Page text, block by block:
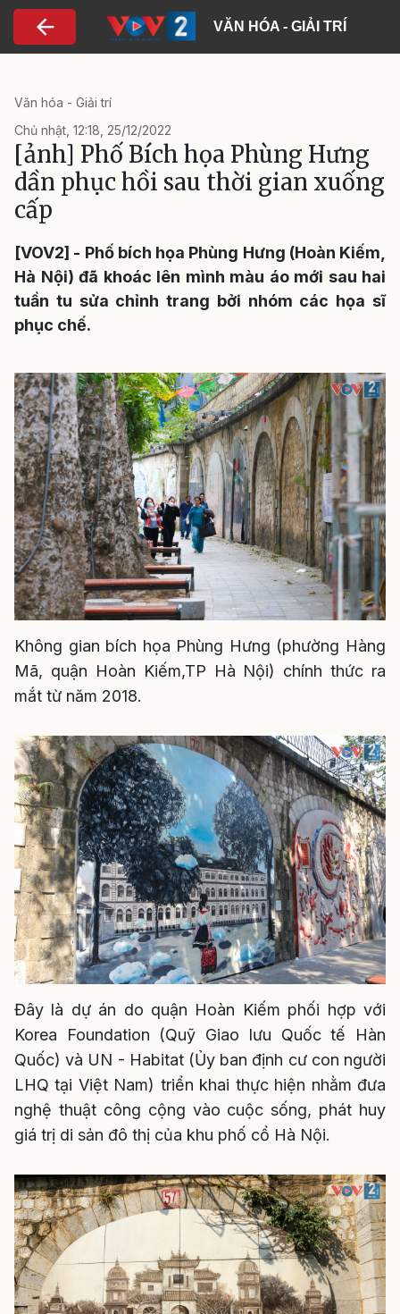
Nhảy đến nội dung
VĂN HÓA - GIẢI TRÍ
Văn hóa - Giải trí
Chủ nhật, 12:18, 25/12/2022
[ảnh] Phố Bích họa Phùng Hưng
dần phục hồi sau thời gian xuống
cấp
[VOV2] - Phố bích họa Phùng Hưng (Hoàn Kiếm,
Hà Nội) đã khoác lên mình màu áo mới sau hai
tuần tu sửa chỉnh trang bởi nhóm các họa sĩ
phục chế.
Không gian bích họa Phùng Hưng (phường Hàng
Mã, quận Hoàn Kiếm,TP Hà Nội) chính thức ra
mắt từ năm 2018.
Đây là dự án do quận Hoàn Kiếm phối hợp với
Korea Foundation (Quỹ Giao lưu Quốc tế Hàn
Quốc) và UN - Habitat (Ủy ban định cư con người
LHQ tại Việt Nam) triển khai thực hiện nhằm đưa
nghệ thuật công cộng vào cuộc sống, phát huy
giá trị di sản đô thị của khu phố cổ Hà Nội.